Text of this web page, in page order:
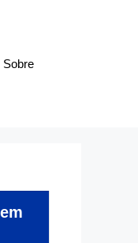
Sobre